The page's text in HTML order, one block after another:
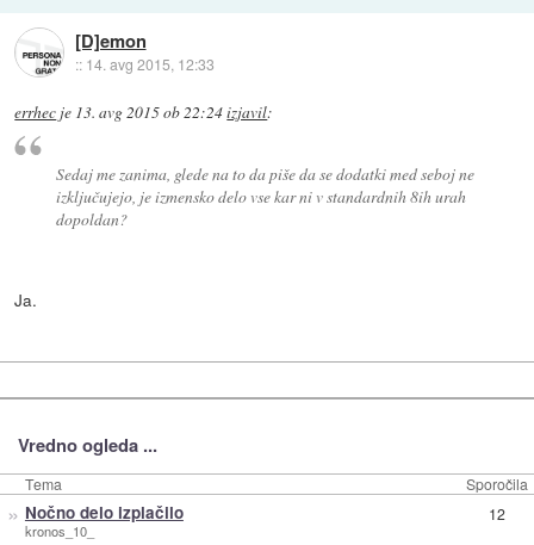
[D]emon
:: 14. avg 2015, 12:33
errhec je 13. avg 2015 ob 22:24izjavil:
Sedaj me zanima, glede na to da piše da se dodatki med seboj ne
izključujejo, je izmensko delo vse kar ni v standardnih 8ih urah
dopoldan?
Ja.
Vredno ogleda ...
Tema Sporočila
» Nočno delo izplačilo
kronos_10_
12